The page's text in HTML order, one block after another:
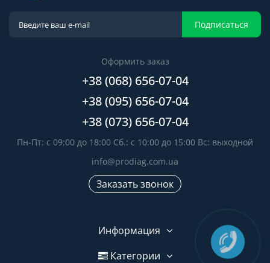
Подписаться
Оформить заказ
+38 (068) 656-07-04
+38 (095) 656-07-04
+38 (073) 656-07-04
Пн-Пт: с 09:00 до 18:00 Сб.: с 10:00 до 15:00 Вс: выходной
info@prodiag.com.ua
Заказать звонок
Информация
Категории